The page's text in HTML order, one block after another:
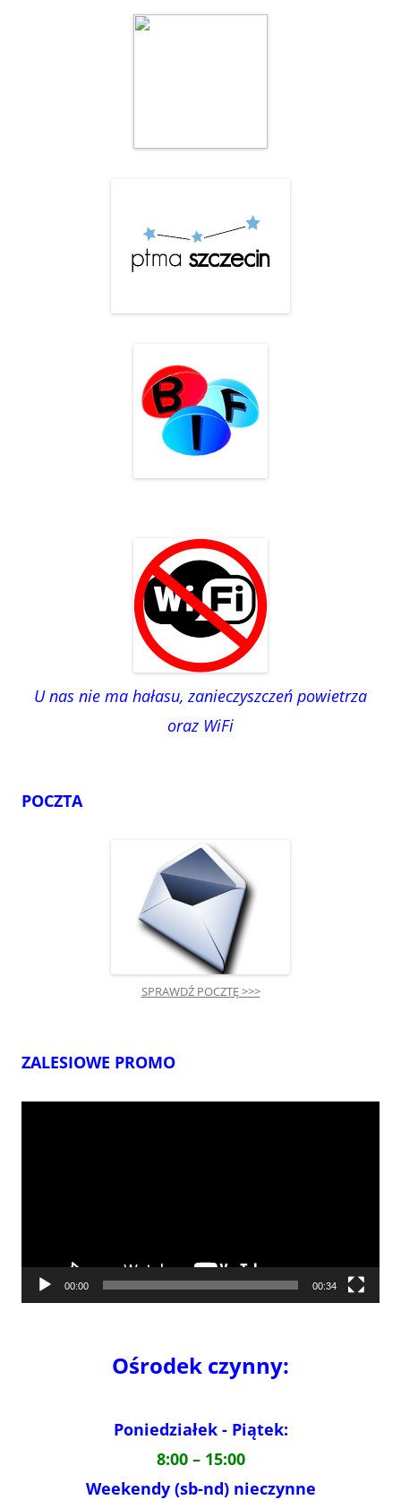
U nas nie ma hałasu, zanieczyszczeń powietrza
oraz WiFi
POCZTA
SPRAWDŹ POCZTĘ >>>
ZALESIOWE PROMO
Odtwarzacz
00:00 00:34
Ośrodek czynny:
Poniedziałek - Piątek:
8:00 – 15:00
Weekendy (sb-nd) nieczynne